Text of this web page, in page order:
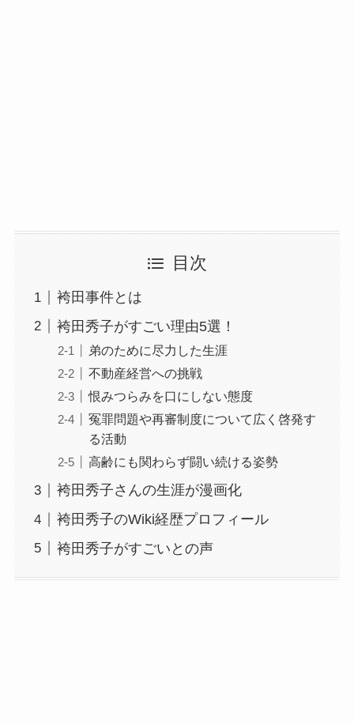
目次
袴田事件とは
袴田秀子がすごい理由5選！
弟のために尽力した生涯
不動産経営への挑戦
恨みつらみを口にしない態度
冤罪問題や再審制度について広く啓発す
る活動
高齢にも関わらず闘い続ける姿勢
袴田秀子さんの生涯が漫画化
袴田秀子のWiki経歴プロフィール
袴田秀子がすごいとの声